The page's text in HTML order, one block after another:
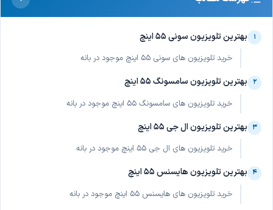
۱ بهترین تلویزیون سونی 55 اینچ
خرید تلویزیون های سونی 55 اینچ موجود در بانه
۲ بهترین تلویزیون سامسونگ 55 اینچ
خرید تلویزیون های سامسونگ 55 اینچ موجود در بانه
۳ بهترین تلویزیون ال جی 55 اینچ
خرید تلویزیون های ال جی 55 اینچ موجود در بانه
۴ بهترین تلویزیون هایسنس 55 اینچ
خرید تلویزیون های هایسنس 55 اینچ موجود در بانه